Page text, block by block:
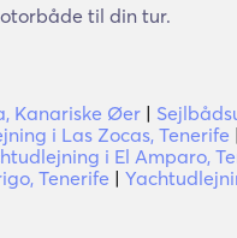
til din tur.
Kanariske Øer |
i Las Zocas, Tenerife |
i El Amparo,
Tenerife |